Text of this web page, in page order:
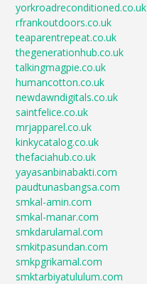
yorkroadreconditioned.co.uk
rfrankoutdoors.co.uk
teaparentrepeat.co.uk
thegenerationhub.co.uk
talkingmagpie.co.uk
humancotton.co.uk
newdawndigitals.co.uk
saintfelice.co.uk
mrjapparel.co.uk
kinkycatalog.co.uk
thefaciahub.co.uk
yayasanbinabakti.com
paudtunasbangsa.com
smkal-amin.com
smkal-manar.com
smkdarulamal.com
smkitpasundan.com
smkpgrikamal.com
smktarbiyatululum.com